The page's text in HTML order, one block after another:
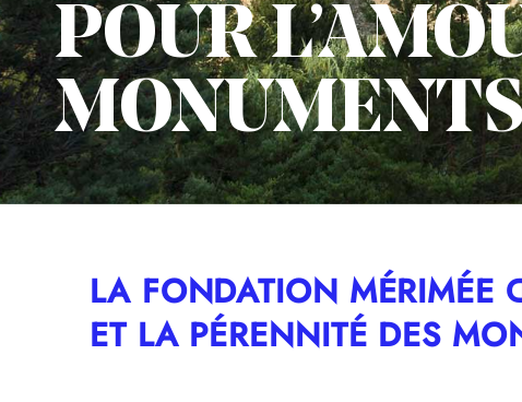
POUR
LA FONDATION MÉRIMÉE
ET LA PÉRENNITÉ DES